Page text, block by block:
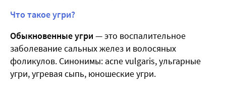
Что такое угри?
Обыкновенные угри — это воспалительное
заболевание сальных желез и волосяных
фоликулов. Синонимы: acne vulgaris, ульгарные
угри, угревая сыпь, юношеские угри.